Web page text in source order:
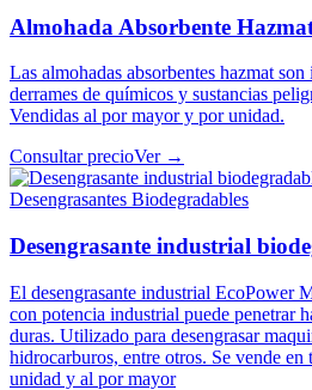
Almohada Absorbente
Las almohadas absorbentes hazmat son
derrames de químicos y sustancias
Vendidas al por mayor y por unidad.
Consultar precioVer →
Desengrasantes Biodegradables
Desengrasante industrial
El desengrasante industrial EcoPower
con potencia industrial puede penetrar
duras. Utilizado para desengrasar
hidrocarburos, entre otros. Se vende en
unidad y al por mayor